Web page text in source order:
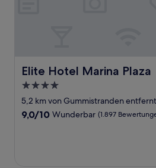
Elite Hotel Marina Plaza
Elite Hotel Marina Plaza
4.0-
Sterne-
Unterkunft
5,2 km von Gummistranden entfernt
9.0
9,0/10 Wunderbar (1.897